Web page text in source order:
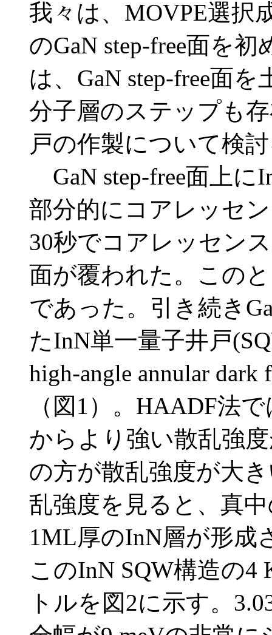
我々は、MOVPE選択
のGaN step-free面を
は、GaN step-free面
分子層のステップも
戸の作製について検
GaN step-free面上に
部分的にコアレッセ
30秒でコアレッセン
面が覆われた。この
であった。引き続き
たInN単一量子井戸
high-angle annular
（図1）。HAADF法
からより強い散乱強
の方が散乱強度が大
乱強度を見ると、真
1ML厚のInN層が形成
このInN SQW構造の
トルを図2に示す。